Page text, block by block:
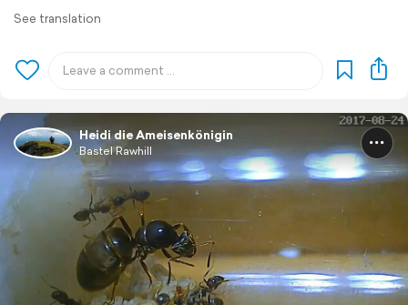
See translation
Heidi die Ameisenkönigin
Bastel Rawhill